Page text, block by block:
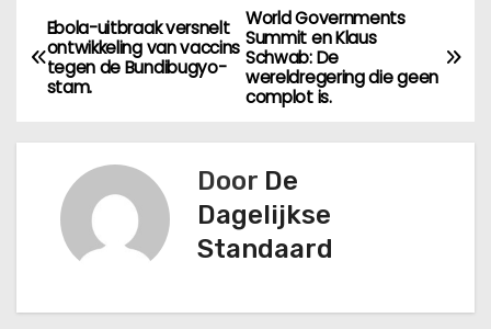
B
e
t
World Governments
Summit en Klaus
Schwab: De
wereldregering die geen
complot is.
Ebola-uitbraak versnelt
ontwikkeling van vaccins
tegen de Bundibugyo-
stam.
Door De
Dagelijkse
Standaard